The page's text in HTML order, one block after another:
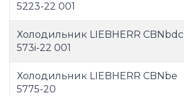
5223-22 001
Холодильник LIEBHERR CBNbdc
573i-22 001
Холодильник LIEBHERR CBNbe
5775-20